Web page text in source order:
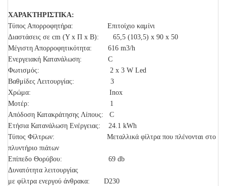
ΧΑΡΑΚΤΗΡΙΣΤΙΚΑ:
Τύπος Απορροφητήρα: Επιτοίχιο καμίνι
Διαστάσεις σε cm (Υ x Π x Β): 65,5 (103,5) x 90 x 50
Μέγιστη Απορροφητικότητα: 616 m3/h
Ενεργειακή Κατανάλωση: C
Φωτισμός: 2 x 3 W Led
Βαθμίδες Λειτουργίας: 3
Χρώμα: Inox
Μοτέρ: 1
Απόδοση Κατακράτησης Λίπους: C
Ετήσια Κατανάλωση Ενέργειας: 24.1 kWh
Τύπος Φίλτρων: Μεταλλικά φίλτρα που πλένονται στο
πλυντήριο πιάτων
Επίπεδο Θορύβου: 69 db
Δυνατότητα λειτουργίας
με φίλτρα ενεργού άνθρακα: D230